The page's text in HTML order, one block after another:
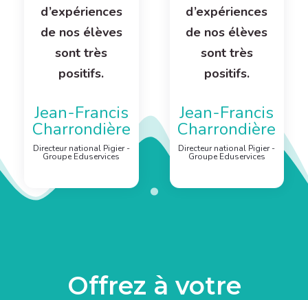
d’expériences
de nos élèves
sont très
positifs.
Jean-Francis
Charrondière
Directeur national Pigier -
Groupe Eduservices
d’expériences
de nos élèves
sont très
positifs.
Jean-Francis
Charrondière
Directeur national Pigier -
Groupe Eduservices
Offrez à votre